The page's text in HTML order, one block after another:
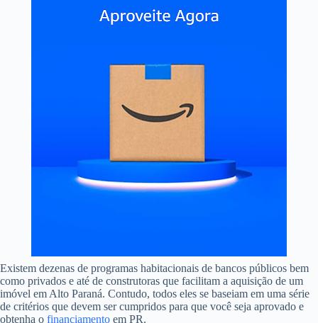
Existem dezenas de programas habitacionais de bancos públicos bem
como privados e até de construtoras que facilitam a aquisição de um
imóvel em Alto Paraná. Contudo, todos eles se baseiam em uma série
de critérios que devem ser cumpridos para que você seja aprovado e
obtenha o financiamento em PR.